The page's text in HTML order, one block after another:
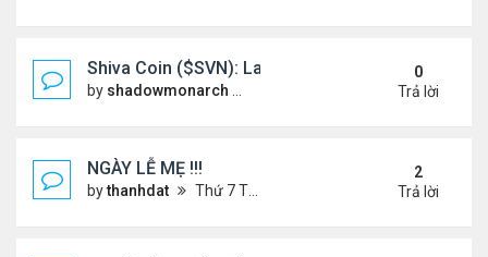
Shiva Coin ($SVN): Launching a Spiritually
by shadowmonarch Thứ 2 Tháng 5 19, 2025 7:01 am
0
Trả lời
NGÀY LỄ MẸ !!!
bythanhdat Thứ 7 Tháng 5 10, 2025 4:21 pm
2
Trả lời